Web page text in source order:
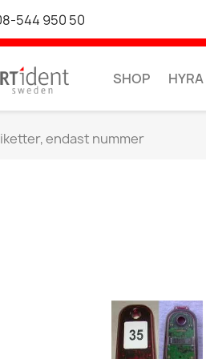
544 950 50
SHOP HYRA
endast nummer